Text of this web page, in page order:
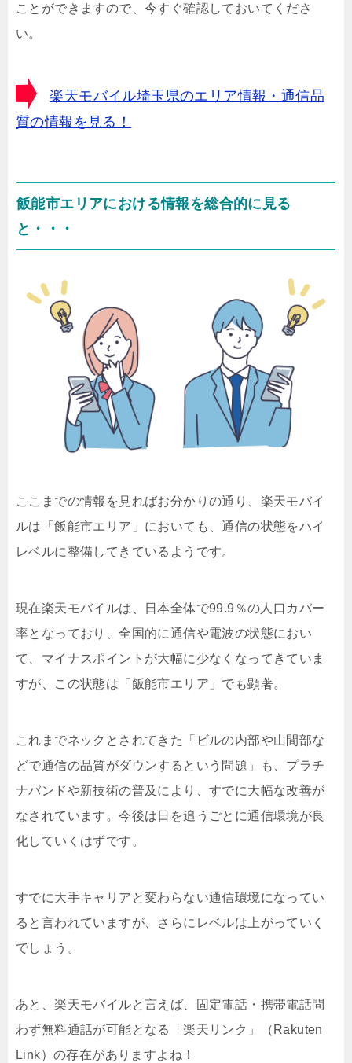
ことができますので、今すぐ確認しておいてくださ
い。
楽天モバイル埼玉県のエリア情報・通信品
質の情報を見る！
飯能市エリアにおける情報を総合的に見る
と・・・
ここまでの情報を見ればお分かりの通り、楽天モバイ
ルは「飯能市エリア」においても、通信の状態をハイ
レベルに整備してきているようです。
現在楽天モバイルは、日本全体で99.9％の人口カバー
率となっており、全国的に通信や電波の状態におい
て、マイナスポイントが大幅に少なくなってきていま
すが、この状態は「飯能市エリア」でも顕著。
これまでネックとされてきた「ビルの内部や山間部な
どで通信の品質がダウンするという問題」も、プラチ
ナバンドや新技術の普及により、すでに大幅な改善が
なされています。今後は日を追うごとに通信環境が良
化していくはずです。
すでに大手キャリアと変わらない通信環境になってい
ると言われていますが、さらにレベルは上がっていく
でしょう。
あと、楽天モバイルと言えば、固定電話・携帯電話問
わず無料通話が可能となる「楽天リンク」（Rakuten
Link）の存在がありますよね！